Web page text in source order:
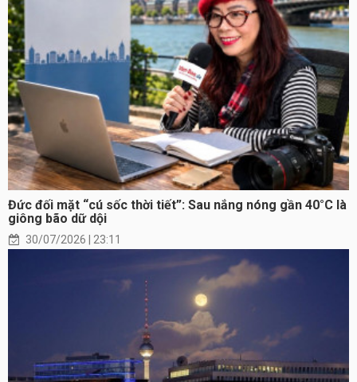
Đức đối mặt “cú sốc thời tiết”: Sau nắng nóng gần 40°C là
giông bão dữ dội
30/07/2026 | 23:11